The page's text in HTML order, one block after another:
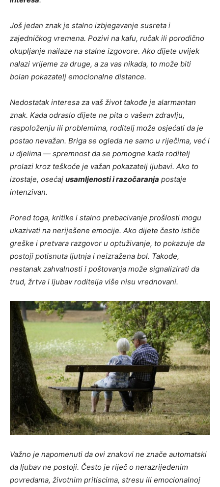
Još jedan znak je stalno izbjegavanje susreta i
zajedničkog vremena. Pozivi na kafu, ručak ili porodično
okupljanje nailaze na stalne izgovore. Ako dijete uvijek
nalazi vrijeme za druge, a za vas nikada, to može biti
bolan pokazatelj emocionalne distance.
Nedostatak interesa za vaš život takođe je alarmantan
znak. Kada odraslo dijete ne pita o vašem zdravlju,
raspoloženju ili problemima, roditelj može osjećati da je
postao nevažan. Briga se ogleda ne samo u riječima, već i
u djelima — spremnost da se pomogne kada roditelj
prolazi kroz teškoće je važan pokazatelj ljubavi. Ako to
izostaje, osećaj usamljenosti i razočaranja postaje
intenzivan.
Pored toga, kritike i stalno prebacivanje prošlosti mogu
ukazivati na neriješene emocije. Ako dijete često ističe
greške i pretvara razgovor u optuživanje, to pokazuje da
postoji potisnuta ljutnja i neizražena bol. Takođe,
nestanak zahvalnosti i poštovanja može signalizirati da
trud, žrtva i ljubav roditelja više nisu vrednovani.
Važno je napomenuti da ovi znakovi ne znače automatski
da ljubav ne postoji. Često je riječ o nerazrijeđenim
povredama, životnim pritiscima, stresu ili emocionalnoj